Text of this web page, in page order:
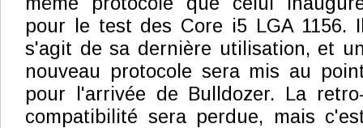
pour le test des Core i5 LGA 1156.
s'agit de sa dernière utilisation, et
nouveau protocole sera mis au
pour l'arrivée de Bulldozer. La
compatibilité sera perdue, mais